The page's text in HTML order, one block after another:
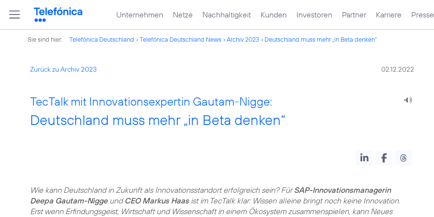
Unternehmen Netze Nachhaltigkeit Kunden Investoren Partner Karriere Presse
Sie sind hier: Telefónica Deutschland Telefónica Deutschland News Archiv 2023 Deutschland muss mehr „in Beta denken“
Zurück zu Archiv 2023 02.12.2022
TecTalk mit Innovationsexpertin Gautam-Nigge:
Deutschland muss mehr „in Beta denken“
Wie kann Deutschland in Zukunft als Innovationsstandort erfolgreich sein? FürSAP-Innovationsmanagerin
Deepa Gautam-Niggeund CEO Markus Haasist im TecTalk klar: Wissen alleine bringt noch keine Innovation.
Erst wenn Erfindungsgeist, Wirtschaft und Wissenschaft in einem Ökosystem zusammenspielen, kann Neues